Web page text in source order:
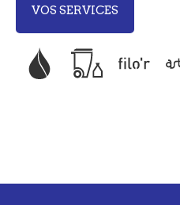
VOS SERVICES